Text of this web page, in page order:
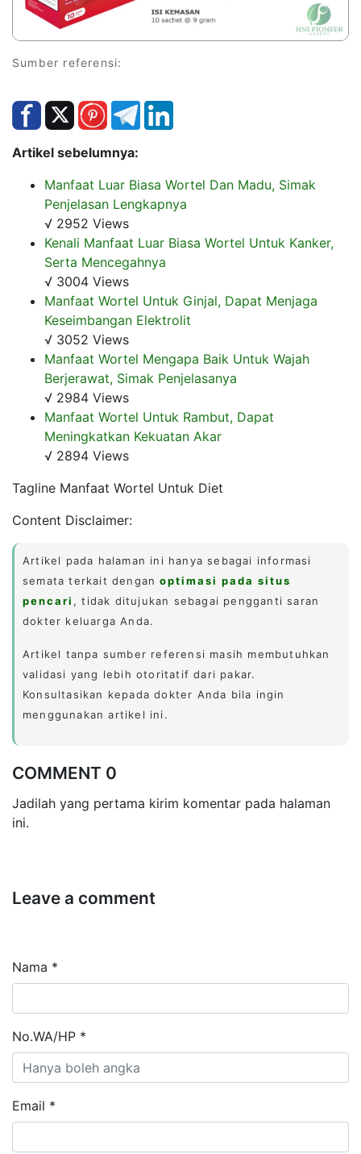
Sumber referensi:
Artikel sebelumnya:
Manfaat Luar Biasa Wortel Dan Madu, Simak
Penjelasan Lengkapnya
√ 2952 Views
Kenali Manfaat Luar Biasa Wortel Untuk Kanker,
Serta Mencegahnya
√ 3004 Views
Manfaat Wortel Untuk Ginjal, Dapat Menjaga
Keseimbangan Elektrolit
√ 3052 Views
Manfaat Wortel Mengapa Baik Untuk Wajah
Berjerawat, Simak Penjelasanya
√ 2984 Views
Manfaat Wortel Untuk Rambut, Dapat
Meningkatkan Kekuatan Akar
√ 2894 Views
Tagline Manfaat Wortel Untuk Diet
Content Disclaimer:
Artikel pada halaman ini hanya sebagai informasi
semata terkait denganoptimasi pada situs
pencari , tidak ditujukan sebagai pengganti saran
dokter keluarga Anda.
Artikel tanpa sumber referensi masih membutuhkan
validasi yang lebih otoritatif dari pakar.
Konsultasikan kepada dokter Anda bila ingin
menggunakan artikel ini.
COMMENT 0
Jadilah yang pertama kirim komentar pada halaman
ini.
Leave a comment
Nama *
No.WA/HP *
Email *